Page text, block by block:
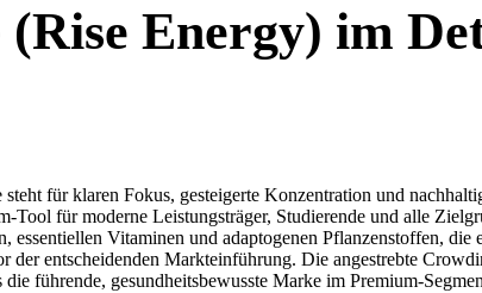
Energy) im
für klaren Fokus, gesteigerte Konzentration und
für moderne Leistungsträger, Studierende und alle
Vitaminen und adaptogenen Pflanzenstoffen, die
entscheidenden Markteinführung. Die angestrebte
führende, gesundheitsbewusste Marke im Premium-